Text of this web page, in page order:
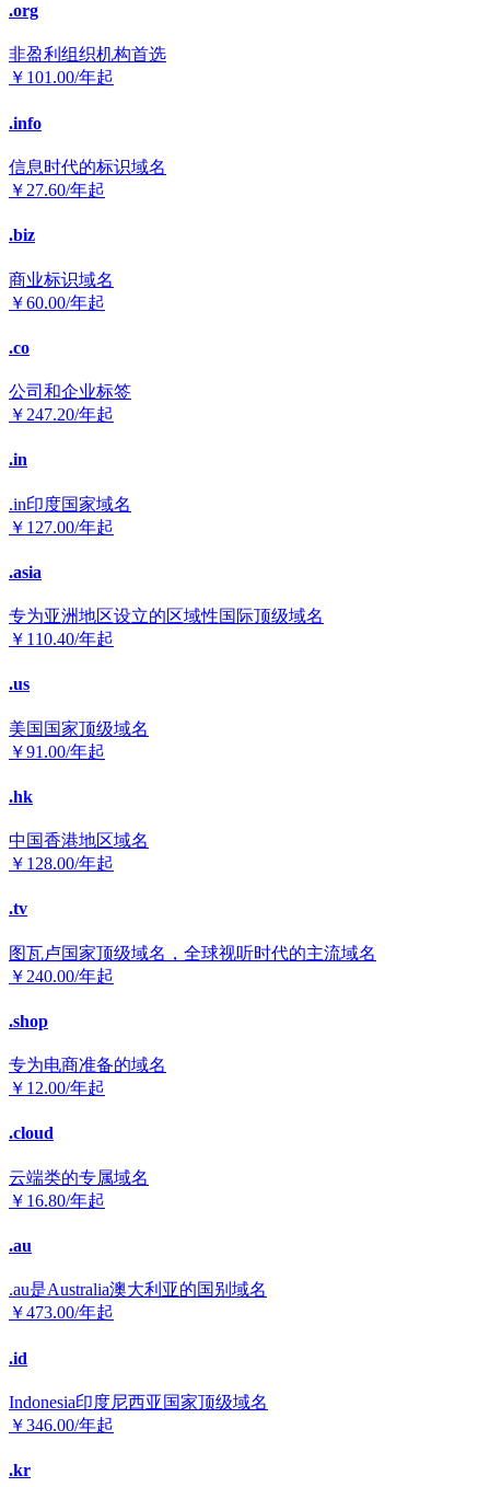
.org
非盈利组织机构首选
￥ 101.00/年起
.info
信息时代的标识域名
￥ 27.60/年起
.biz
商业标识域名
￥60.00/年起
.co
公司和企业标签
￥ 247.20/年起
.in
.in印度国家域名
￥ 127.00/年起
.asia
专为亚洲地区设立的区域性国际顶级域名
￥ 110.40/年起
.us
美国国家顶级域名
￥91.00/年起
.hk
中国香港地区域名
￥ 128.00/年起
.tv
图瓦卢国家顶级域名，全球视听时代的主流域名
￥ 240.00/年起
.shop
专为电商准备的域名
￥ 12.00/年起
.cloud
云端类的专属域名
￥ 16.80/年起
.au
.au是Australia澳大利亚的国别域名
￥473.00/年起
.id
Indonesia印度尼西亚国家顶级域名
￥346.00/年起
.kr